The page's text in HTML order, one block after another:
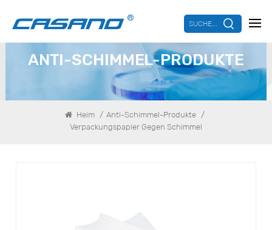
SUCHE...
ANTI-SCHIMMEL-PRODUKTE
Heim / Anti-Schimmel-Produkte /
Verpackungspapier Gegen Schimmel